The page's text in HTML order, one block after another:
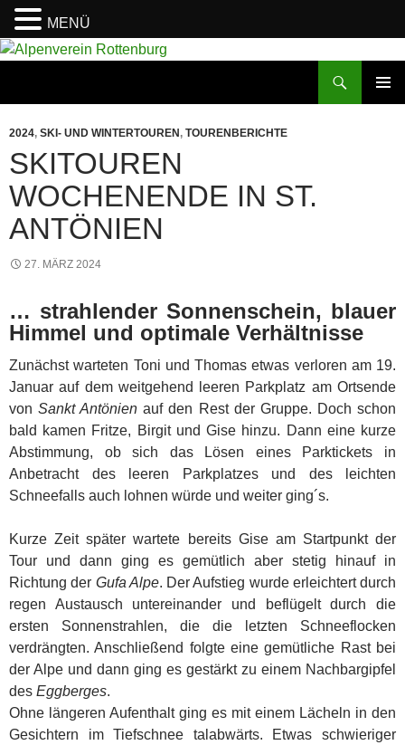
Zum
2024, SKI- UND WINTERTOUREN, TOURENBERICHTE
SKITOUREN
WOCHENENDE IN ST.
ANTÖNIEN
27. MÄRZ 2024
… strahlender Sonnenschein, blauer
Himmel und optimale Verhältnisse
Zunächst warteten Toni und Thomas etwas verloren am 19.
Januar auf dem weitgehend leeren Parkplatz am Ortsende
von Sankt Antönien auf den Rest der Gruppe. Doch schon
bald kamen Fritze, Birgit und Gise hinzu. Dann eine kurze
Abstimmung, ob sich das Lösen eines Parktickets in
Anbetracht des leeren Parkplatzes und des leichten
Schneefalls auch lohnen würde und weiter ging´s.
Kurze Zeit später wartete bereits Gise am Startpunkt der
Tour und dann ging es gemütlich aber stetig hinauf in
Richtung der Gufa Alpe. Der Aufstieg wurde erleichtert durch
regen Austausch untereinander und beflügelt durch die
ersten Sonnenstrahlen, die die letzten Schneeflocken
verdrängten. Anschließend folgte eine gemütliche Rast bei
der Alpe und dann ging es gestärkt zu einem Nachbargipfel
des Eggberges.
Ohne längeren Aufenthalt ging es mit einem Lächeln in den
Gesichtern im Tiefschnee talabwärts. Etwas schwieriger
MENÜ